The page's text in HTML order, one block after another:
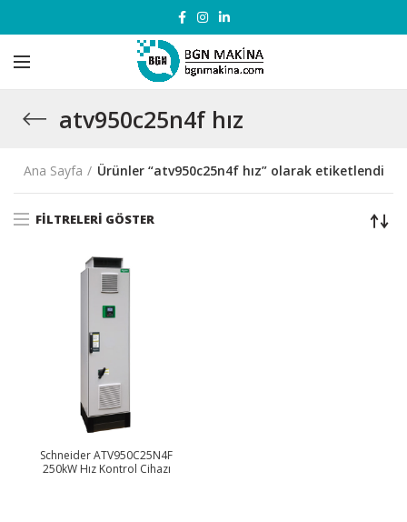
atv950c25n4f hız
Ana Sayfa Ürünler “atv950c25n4f hız” olarak etiketlendi
FILTRELERI GÖSTER
Schneider ATV950C25N4F
250kW Hız Kontrol Cihazı